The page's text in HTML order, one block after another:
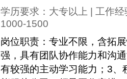
学历要求： 大专以上 | 工作
1000-1500
岗位职责：专业不限，含拓
强，具有团队协作能力和沟
有较强的主动学习能力；3